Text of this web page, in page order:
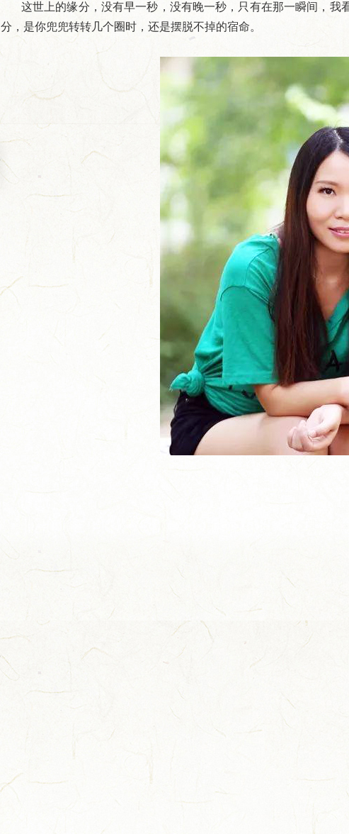
这世上的缘分，没有早一秒，没有晚一秒，只有在那一瞬间，我
分，是你兜兜转转几个圈时，还是摆脱不掉的宿命。